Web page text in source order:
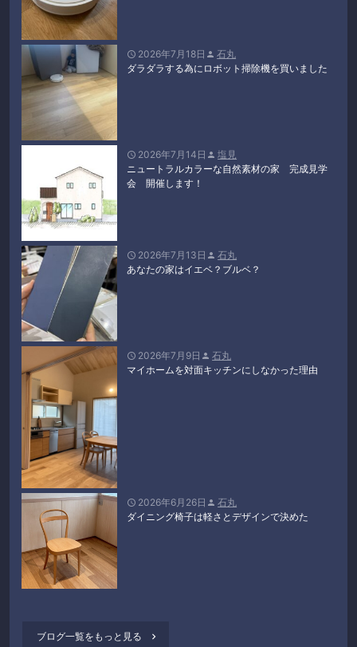
 2026年7月18日  石丸
ダラダラする為にロボット掃除機を買いました
 2026年7月14日  塩見
ニュートラルカラーな自然素材の家 完成見学
会 開催します！
 2026年7月13日  石丸
あなたの家はイエベ？ブルベ？
 2026年7月9日  石丸
マイホームを対面キッチンにしなかった理由
 2026年6月26日  石丸
ダイニング椅子は軽さとデザインで決めた
ブログ一覧をもっと見る 